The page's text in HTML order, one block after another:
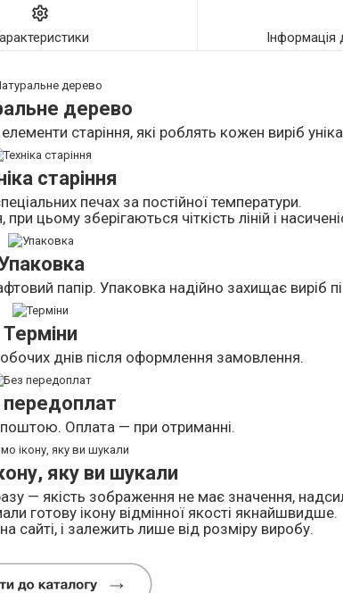
дерево
старіння, які роблять кожен виріб
старіння
печах за постійної температури.
цьому зберігаються чіткість ліній і
папір. Упаковка надійно захищає виріб
Терміни
днів після оформлення замовлення.
передоплат
Оплата — при отриманні.
яку ви шукали
— якість зображення не має значення,
готову ікону відмінної якості якнайшвидше.
сайті, і залежить лише від розміру виробу.